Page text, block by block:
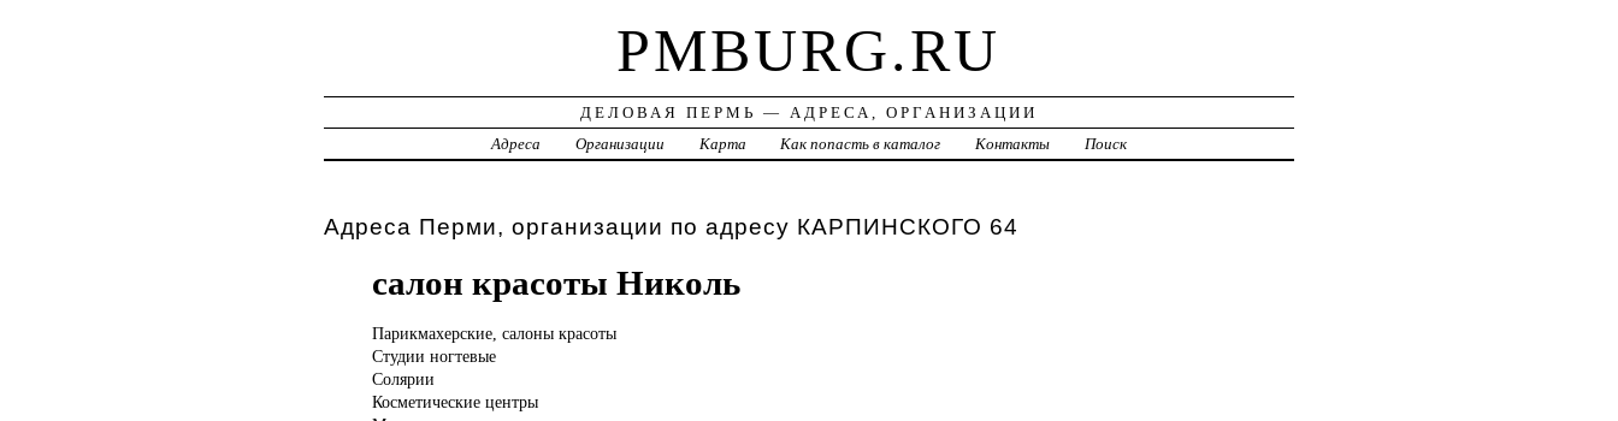
PMBURG.RU
ДЕЛОВАЯ ПЕРМЬ — АДРЕСА, ОРГАНИЗАЦИИ
Адреса
Организации Карта Как попасть в каталог Контакты Поиск
Адреса Перми, организации по адресу КАРПИНСКОГО 64
салон красоты Николь
Парикмахерские, салоны красоты
Студии ногтевые
Солярии
Косметические центры